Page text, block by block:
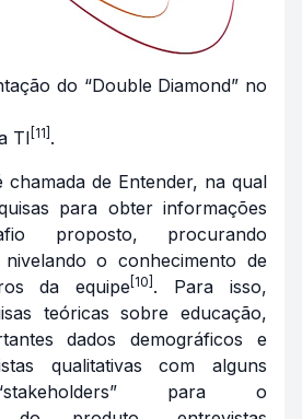
do “Double Diamond” no
TI [11] .
chamada de Entender, na qual
para obter informações
proposto, procurando
o conhecimento de
da equipe [10] . Para isso,
teóricas sobre educação,
dados demográficos e
qualitativas com alguns
para o